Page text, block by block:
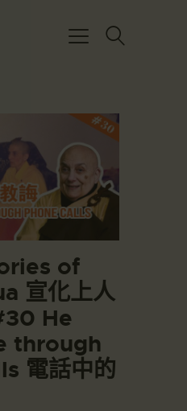
of
宣化上人
He
through
電話中的
十九 ☀️
Heng
Sat
加入會
Got it!